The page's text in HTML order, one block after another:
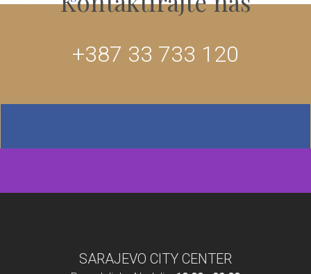
+387 33 733 120
SARAJEVO CITY CENTER